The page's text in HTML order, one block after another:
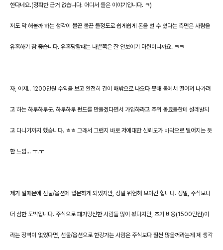
한다네요.(정확한 근거 없습니다. 어디서 들은 이야기입니다. ㅋ)
저도 막 해볼까 하는 생각이 불끈 불끈 들정도로 쉽게쉽게 돈을 벌 수 있다는 측면은 사람을
유혹하기 참 좋습니다. 유혹당할때는 나쁜쪽은 잘 안보이기 마련이니까요. ㅋㅋ
자, 이제.. 1200만원 수익을 보고 완전히 간이 배밖으로 나오다 못해 몸에서 떨어져 나가려
고 하는 하루하루군. 하루하루 펀드를 만들겠다면서 가입하라고 주위 동료들한테 설레발치
고 다니기까지 했습니다. ㅎㅎ 그래서 그런지 바로 저에대한 신뢰도가 바닥으로 떨어지는 듯
한 느낌... ㅜ.ㅜ
제가 일때문에 선물/옵션에 입문하게 되었지만, 정말 위험해 보이긴 합니다. 정말, 주식보다
더 심한 도박입니다. 주식으로 패가망신한 사람들 많이 봤다지만, 초기 비용(1500만원)이
라는 장벽이 없었다면, 선물/옵션으로 한강가는 사람은 주식보다 훨씬 많을꺼라는게 제 생각